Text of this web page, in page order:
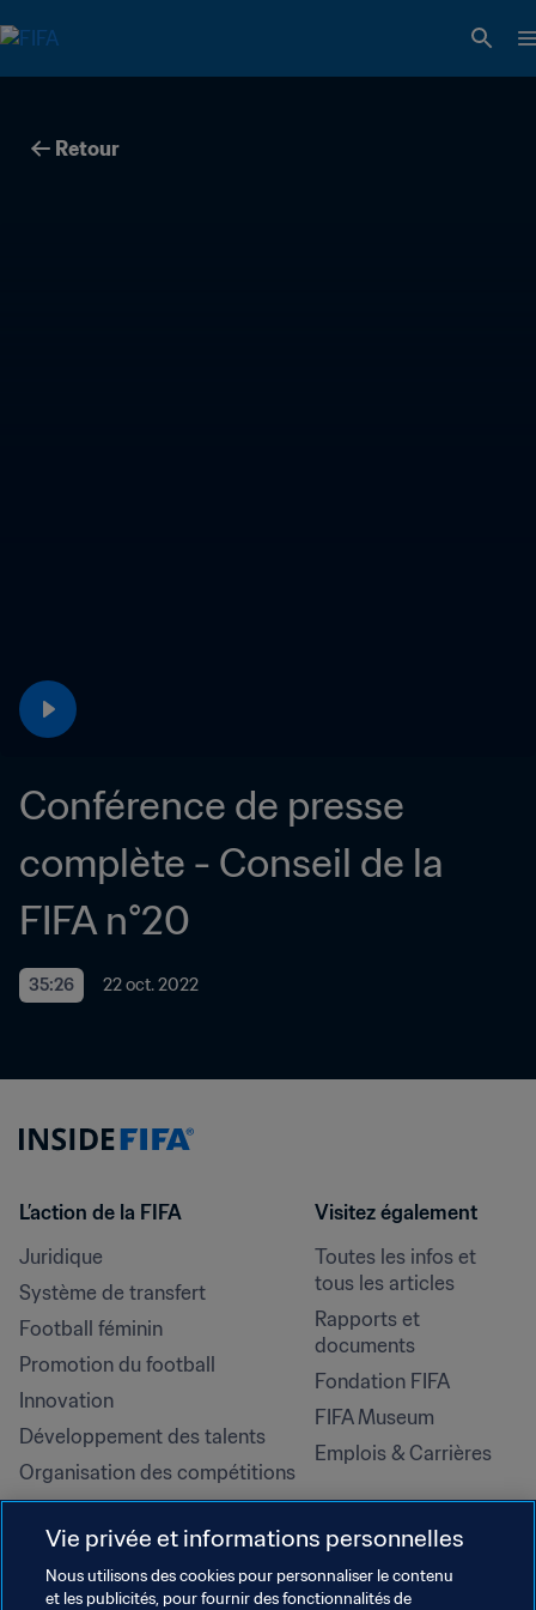
Retour
Conférence de presse
complète - Conseil de la
FIFA n°20
35:26 22 oct. 2022
L’action de la FIFA
Juridique
Système de transfert
Football féminin
Promotion du football
Innovation
Développement des talents
Organisation des compétitions
Développement durable
Droits de l'homme et lutte contre
la discrimination
Visitez également
Toutes les infos et
tous les articles
Rapports et
documents
Fondation FIFA
FIFA Museum
Emplois & Carrières
Vie privée et informations personnelles
Nous utilisons des cookies pour personnaliser le contenu
et les publicités, pour fournir des fonctionnalités de